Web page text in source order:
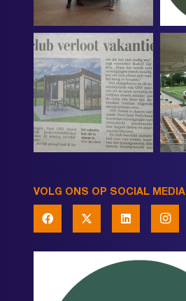
VOLG ONS OP SOCIAL MEDIA